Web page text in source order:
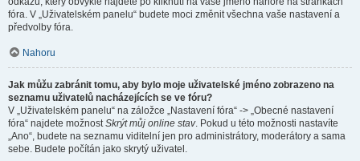
fóra. V „Uživatelském panelu“ budete moci změnit všechna vaše nastavení a
předvolby fóra.
Nahoru
Jak můžu zabránit tomu, aby bylo moje uživatelské jméno zobrazeno na
seznamu uživatelů nacházejících se ve fóru?
V „Uživatelském panelu“ na záložce „Nastavení fóra“ -> „Obecné nastavení
fóra“ najdete možnostSkrýt můj online stav. Pokud u této možnosti nastavíte
„Ano“, budete na seznamu viditelní jen pro administrátory, moderátory a sama
sebe. Budete počítán jako skrytý uživatel.